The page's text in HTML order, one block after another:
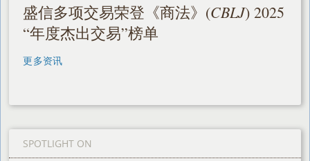
盛信多项交易荣登《商法》(CBLJ) 2025
“年度杰出交易”榜单
更多资讯
SPOTLIGHT ON